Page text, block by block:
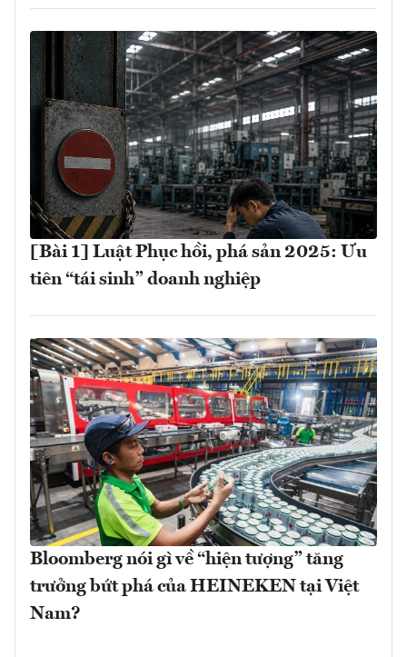
[Bài 1] Luật Phục hồi, phá sản 2025: Ưu
tiên “tái sinh” doanh nghiệp
Bloomberg nói gì về “hiện tượng” tăng
trưởng bứt phá của HEINEKEN tại Việt
Nam?